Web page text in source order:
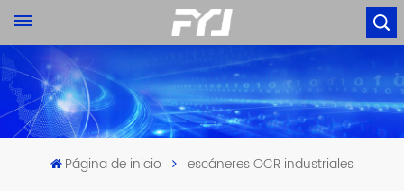
Página de inicio escáneres OCR industriales